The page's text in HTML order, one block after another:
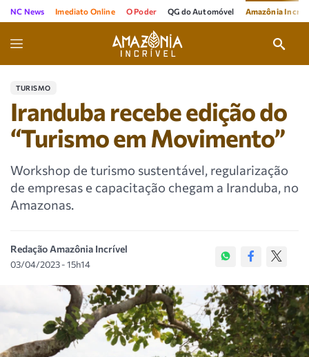
NC News Imediato Online O Poder QG do Automóvel Amazônia
TURISMO
Iranduba recebe edição do
“Turismo em Movimento”
Workshop de turismo sustentável, regularização
de empresas e capacitação chegam a Iranduba, no
Amazonas.
Redação Amazônia Incrível
03/04/2023 - 15h14